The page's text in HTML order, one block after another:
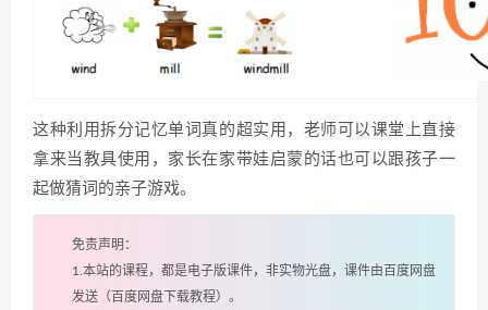
这种利用拆分记忆单词真的超实用，老师可以课堂上直接
拿来当教具使用，家长在家带娃启蒙的话也可以跟孩子一
起做猜词的亲子游戏。
免责声明：
1.本站的课程，都是电子版课件，非实物光盘，课件由百度网盘
发送（百度网盘下载教程）。